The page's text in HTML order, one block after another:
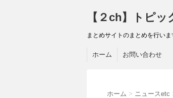
【２ch】トピ
まとめサイトのまとめを行いま
ホーム お問い合わせ
ホーム > ニュースetc